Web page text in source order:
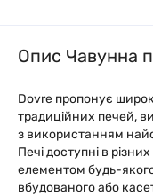
Опис Чавунна
Dovre пропонує
традиційних печей,
з використанням
Печі доступні в
елементом будь-якого
вбудованого або